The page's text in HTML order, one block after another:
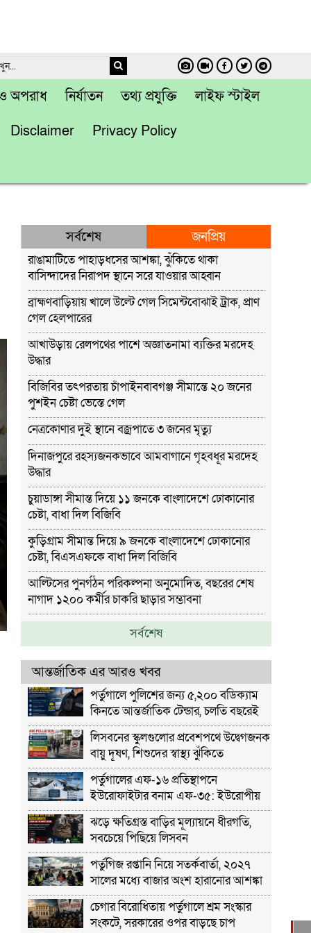
ও অপরাধ নির্যাতন তথ্য প্রযুক্তি
লাইফ স্টাইল
Disclaimer
Privacy Policy
সর্বশেষ জনপ্রিয়
রাঙামাটিতে পাহাড়ধসের আশঙ্কা, ঝুঁকিতে থাকা
বাসিন্দাদের নিরাপদ স্থানে সরে যাওয়ার আহ্বান
ব্রাহ্মণবাড়িয়ায় খালে উল্টে গেল সিমেন্টবোঝাই ট্রাক, প্রাণ
গেল হেলপারের
আখাউড়ায় রেলপথের পাশে অজ্ঞাতনামা ব্যক্তির মরদেহ
উদ্ধার
বিজিবির তৎপরতায় চাঁপাইনবাবগঞ্জ সীমান্তে ২০ জনের
পুশইন চেষ্টা ভেস্তে গেল
নেত্রকোণার দুই স্থানে বজ্রপাতে ৩ জনের মৃত্যু
দিনাজপুরে রহস্যজনকভাবে আমবাগানে গৃহবধূর মরদেহ
উদ্ধার
চুয়াডাঙ্গা সীমান্ত দিয়ে ১১ জনকে বাংলাদেশে ঢোকানোর
চেষ্টা, বাধা দিল বিজিবি
কুড়িগ্রাম সীমান্ত দিয়ে ৯ জনকে বাংলাদেশে ঢোকানোর
চেষ্টা, বিএসএফকে বাধা দিল বিজিবি
আল্টিসের পুনর্গঠন পরিকল্পনা অনুমোদিত, বছরের শেষ
নাগাদ ১২০০ কর্মীর চাকরি ছাড়ার সম্ভাবনা
সর্বশেষ
আন্তর্জাতিক এর আরও খবর
পর্তুগালে পুলিশের জন্য ৫,২০০ বডিক্যাম
কিনতে আন্তর্জাতিক টেন্ডার, চলতি বছরেই
ব্যবহারের পরিকল্পনা
লিসবনের স্কুলগুলোর প্রবেশপথে উদ্বেগজনক
বায়ু দূষণ, শিশুদের স্বাস্থ্য ঝুঁকিতে
পর্তুগালের এফ-১৬ প্রতিস্থাপনে
ইউরোফাইটার বনাম এফ-৩৫: ইউরোপীয়
প্রতিরক্ষা শিল্পে নতুন বিতর্ক
ঝড়ে ক্ষতিগ্রস্ত বাড়ির মূল্যায়নে ধীরগতি,
সবচেয়ে পিছিয়ে লিসবন
পর্তুগিজ রপ্তানি নিয়ে সতর্কবার্তা, ২০২৭
সালের মধ্যে বাজার অংশ হারানোর আশঙ্কা
চেগার বিরোধিতায় পর্তুগালে শ্রম সংস্কার
সংকটে, সরকারের ওপর বাড়ছে চাপ